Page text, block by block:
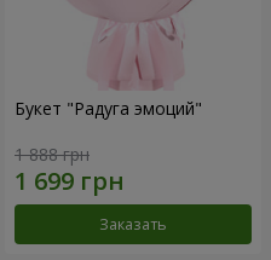
Букет "Радуга эмоций"
1 888 грн
Заказать